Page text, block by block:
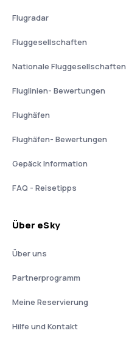
Flugradar
Fluggesellschaften
Nationale Fluggesellschaften
Fluglinien- Bewertungen
Flughäfen
Flughäfen- Bewertungen
Gepäck Information
FAQ - Reisetipps
Über eSky
Über uns
Partnerprogramm
Meine Reservierung
Hilfe und Kontakt